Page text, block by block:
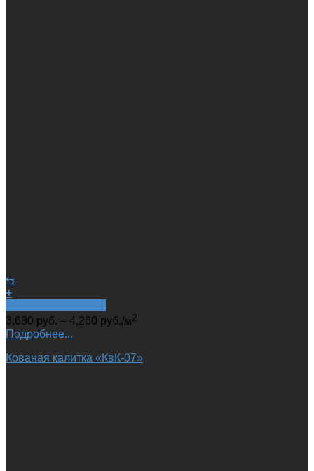
⇆
+
3,680 руб. – 4,260 руб./м2
Подробнее...
Кованая калитка «КвК-07»